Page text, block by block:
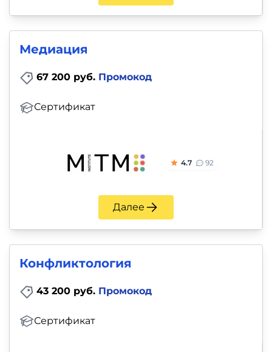
Медиация
67 200 руб. Промокод
Сертификат
4.7 92
Далее
Конфликтология
43 200 руб. Промокод
Сертификат